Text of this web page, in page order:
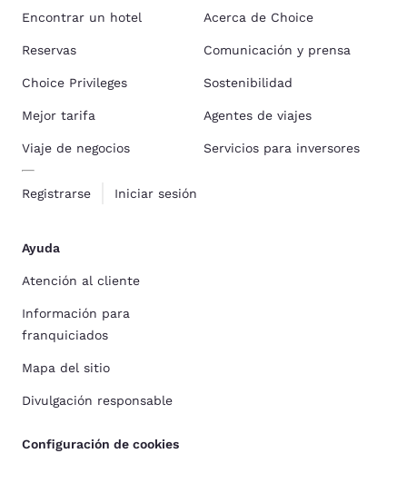
Encontrar un hotel
Reservas
Choice Privileges
Mejor tarifa
Viaje de negocios
Registrarse Iniciar sesión
Acerca de Choice
Comunicación y prensa
Sostenibilidad
Agentes de viajes
Servicios para inversores
Ayuda
Atención al cliente
Información para
franquiciados
Mapa del sitio
Divulgación responsable
Configuración de cookies